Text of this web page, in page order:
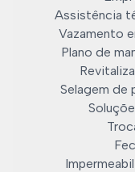
Assistência
Vazamento
Plano de
Selagem de